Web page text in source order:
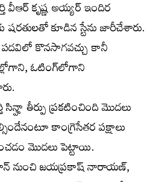
వీఆర్ కృష్ణ అయ్యర్ ఇందిర
కూడిన స్టేను జారీచేశారు.
కొనసాగవచ్చు కానీ
ఓటింగ్‌లోగాని
తీర్పు ప్రకటించింది మొదలు
కాంగ్రెసేతర పక్షాలు
మొదలు పెట్టాయి.
నుంచి జయప్రకాష్ నారాయణ్,